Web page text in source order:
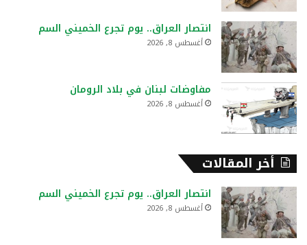
انتصار العراق.. يوم تجرع الخميني السم
أغسطس 8, 2026
مفاوضات لبنان في بلاد الرومان
أغسطس 8, 2026
أخر المقالات
انتصار العراق.. يوم تجرع الخميني السم
أغسطس 8, 2026